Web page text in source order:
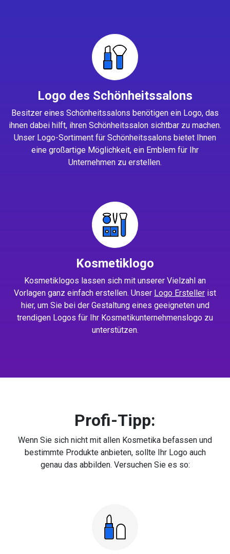
Logo des Schönheitssalons
Besitzer eines Schönheitssalons benötigen ein Logo, das
ihnen dabei hilft, ihren Schönheitssalon sichtbar zu machen.
Unser Logo-Sortiment für Schönheitssalons bietet Ihnen
eine großartige Möglichkeit, ein Emblem für Ihr
Unternehmen zu erstellen.
Kosmetiklogo
Kosmetiklogos lassen sich mit unserer Vielzahl an
Vorlagen ganz einfach erstellen. Unser Logo Ersteller ist
hier, um Sie bei der Gestaltung eines geeigneten und
trendigen Logos für Ihr Kosmetikunternehmenslogo zu
unterstützen.
Profi-Tipp:
Wenn Sie sich nicht mit allen Kosmetika befassen und
bestimmte Produkte anbieten, sollte Ihr Logo auch
genau das abbilden. Versuchen Sie es so: